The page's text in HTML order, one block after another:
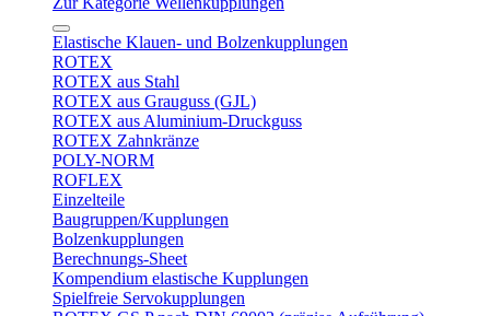
Elastische Klauen- und Bolzenkupplungen
ROTEX
ROTEX aus Stahl
ROTEX aus Grauguss (GJL)
ROTEX aus Aluminium-Druckguss
ROTEX Zahnkränze
POLY-NORM
ROFLEX
Einzelteile
Baugruppen/Kupplungen
Bolzenkupplungen
Berechnungs-Sheet
Kompendium elastische Kupplungen
Spielfreie Servokupplungen